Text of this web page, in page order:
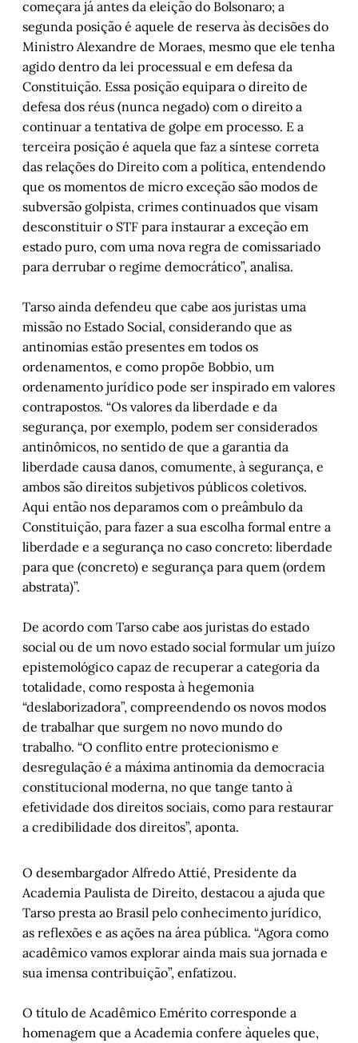
começara já antes da eleição do Bolsonaro; a
segunda posição é aquele de reserva às decisões do
Ministro Alexandre de Moraes, mesmo que ele tenha
agido dentro da lei processual e em defesa da
Constituição. Essa posição equipara o direito de
defesa dos réus (nunca negado) com o direito a
continuar a tentativa de golpe em processo. E a
terceira posição é aquela que faz a síntese correta
das relações do Direito com a política, entendendo
que os momentos de micro exceção são modos de
subversão golpista, crimes continuados que visam
desconstituir o STF para instaurar a exceção em
estado puro, com uma nova regra de comissariado
para derrubar o regime democrático”, analisa.
Tarso ainda defendeu que cabe aos juristas uma
missão no Estado Social, considerando que as
antinomias estão presentes em todos os
ordenamentos, e como propõe Bobbio, um
ordenamento jurídico pode ser inspirado em valores
contrapostos. “Os valores da liberdade e da
segurança, por exemplo, podem ser considerados
antinômicos, no sentido de que a garantia da
liberdade causa danos, comumente, à segurança, e
ambos são direitos subjetivos públicos coletivos.
Aqui então nos deparamos com o preâmbulo da
Constituição, para fazer a sua escolha formal entre a
liberdade e a segurança no caso concreto: liberdade
para que (concreto) e segurança para quem (ordem
abstrata)”.
De acordo com Tarso cabe aos juristas do estado
social ou de um novo estado social formular um juízo
epistemológico capaz de recuperar a categoria da
totalidade, como resposta à hegemonia
“deslaborizadora”, compreendendo os novos modos
de trabalhar que surgem no novo mundo do
trabalho. “O conflito entre protecionismo e
desregulação é a máxima antinomia da democracia
constitucional moderna, no que tange tanto à
efetividade dos direitos sociais, como para restaurar
a credibilidade dos direitos”, aponta.
O desembargador Alfredo Attié, Presidente da
Academia Paulista de Direito, destacou a ajuda que
Tarso presta ao Brasil pelo conhecimento jurídico,
as reflexões e as ações na área pública. “Agora como
acadêmico vamos explorar ainda mais sua jornada e
sua imensa contribuição”, enfatizou.
O título de Acadêmico Emérito corresponde a
homenagem que a Academia confere àqueles que,